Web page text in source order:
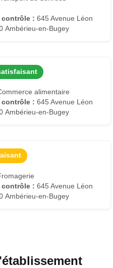
contrôle : 645 Avenue Léon
Ambérieu-en-Bugey
alimentaire
contrôle : 645 Avenue Léon
Ambérieu-en-Bugey
contrôle : 645 Avenue Léon
Ambérieu-en-Bugey